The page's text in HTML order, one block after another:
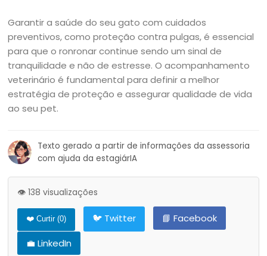
Garantir a saúde do seu gato com cuidados
preventivos, como proteção contra pulgas, é essencial
para que o ronronar continue sendo um sinal de
tranquilidade e não de estresse. O acompanhamento
veterinário é fundamental para definir a melhor
estratégia de proteção e assegurar qualidade de vida
ao seu pet.
Texto gerado a partir de informações da assessoria
com ajuda da estagiárIA
👁️ 138 visualizações
❤️ Curtir (0) 🐦 Twitter
📘 Facebook
💼 LinkedIn